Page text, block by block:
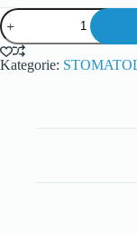
Kategorie: